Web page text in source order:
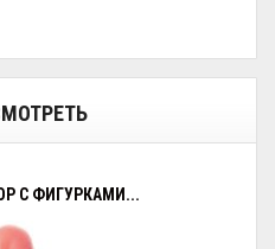
С ФИГУРКАМИ...